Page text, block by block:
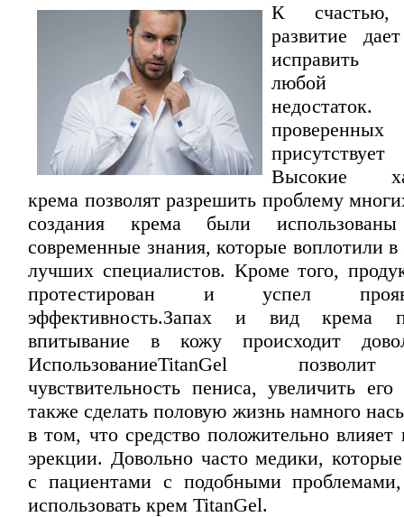
К счастью,
развитие
исправить
любой
Высокие
крема позволят разрешить проблему
создания крема были
современные знания, которые воплотили
лучших специалистов. Кроме того,
протестирован и успел
эффективность.Запах и вид крема
впитывание в кожу происходит
ИспользованиеTitanGel позволит
чувствительность пениса, увеличить
также сделать половую жизнь намного
в том, что средство положительно влияет
эрекции. Довольно часто медики,
с пациентами с подобными
использовать крем TitanGel.